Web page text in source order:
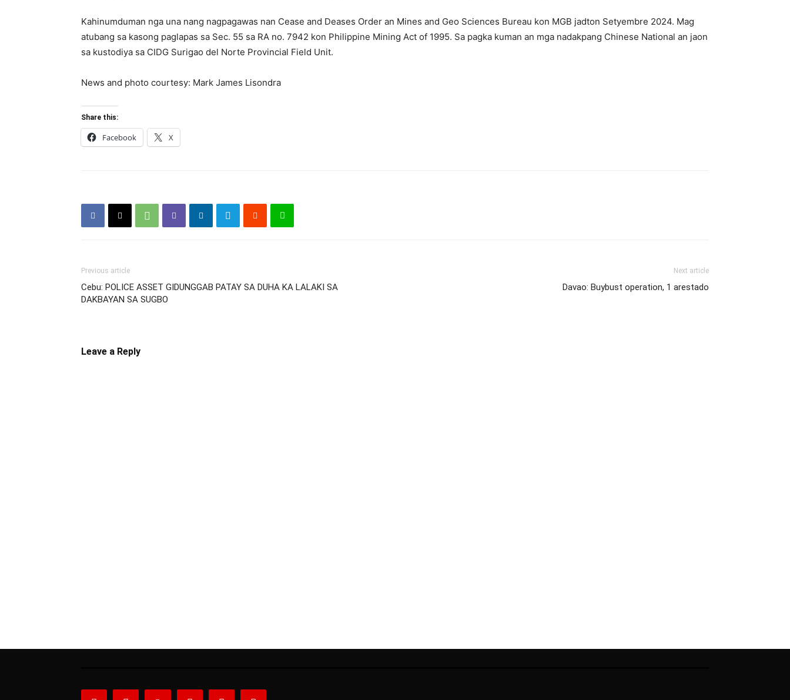
Kahinumduman nga una nang nagpagawas nan Cease and Deases Order an Mines and Geo Sciences Bureau kon MGB jadton Setyembre 2024. Mag
atubang sa kasong paglapas sa Sec. 55 sa RA no. 7942 kon Philippine Mining Act of 1995. Sa pagka kuman an mga nadakpang Chinese National an jaon
sa kustodiya sa CIDG Surigao del Norte Provincial Field Unit.
News and photo courtesy: Mark James Lisondra
Share this:
Facebook X
Previous article
Cebu: POLICE ASSET GIDUNGGAB PATAY SA DUHA KA LALAKI SA
DAKBAYAN SA SUGBO
Next article
Davao: Buybust operation, 1 arestado
Leave a Reply